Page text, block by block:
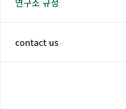
contact us